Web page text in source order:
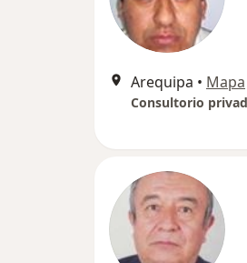
Arequipa • Mapa
Consultorio